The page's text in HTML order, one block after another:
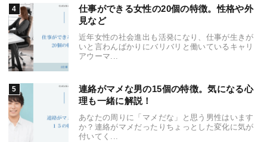
仕事ができる女性の20個の特徴。性格や外
見など
近年女性の社会進出も活発になり、仕事が生きが
いと言わんばかりにバリバリと働いているキャリ
アウーマ...
連絡がマメな男の15個の特徴。気になる心
理も一緒に解説！
あなたの周りに「マメだな」と思う男性はいます
か？連絡がマメだったりちょっとした変化に気が
付いてく...